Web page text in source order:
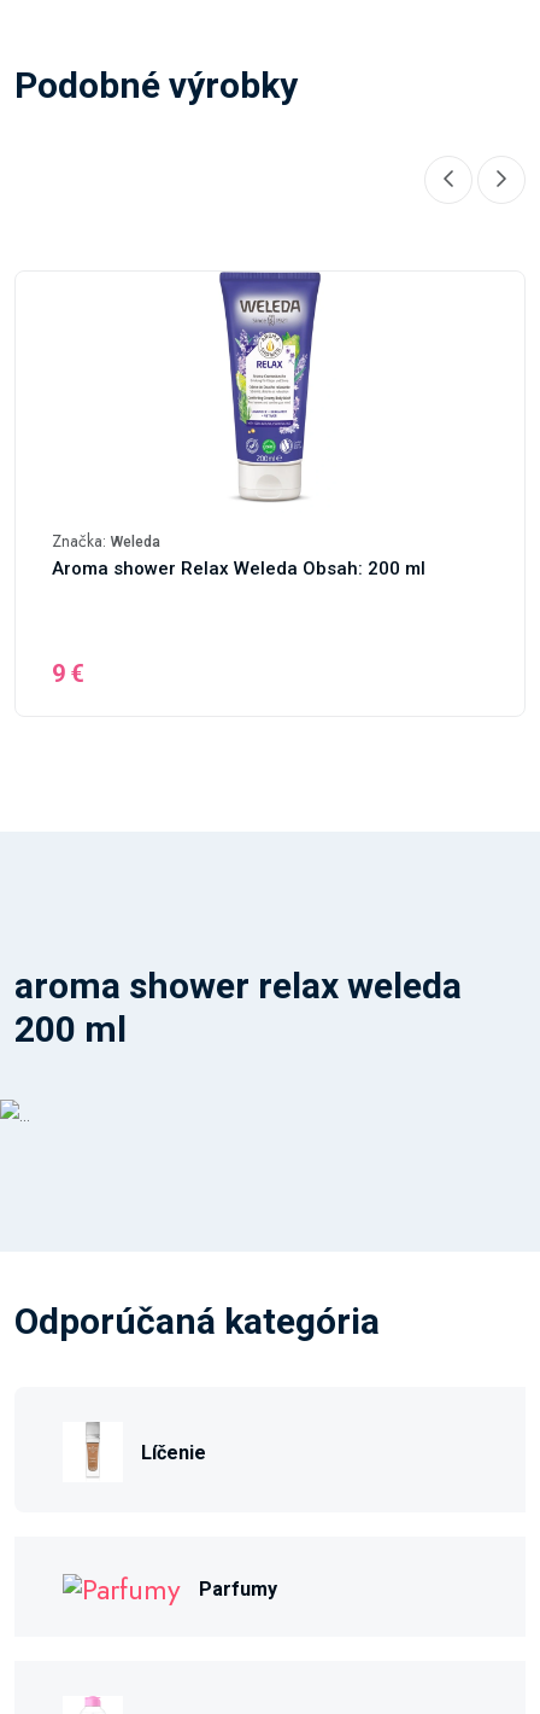
Podobné výrobky
Značka: Weleda
Aroma shower Relax Weleda Obsah: 200 ml
9 €
aroma shower relax weleda
200 ml
Odporúčaná kategória
Líčenie
Parfumy